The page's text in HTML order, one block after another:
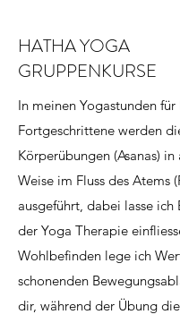
HATHA YOGA
GRUPPENKURSE
In meinen Yogastunden
Fortgeschrittene werden
Körperübungen (Asanas)
Weise im Fluss des Atems
ausgeführt, dabei lasse ich
der Yoga Therapie
Wohlbefinden lege ich
schonenden
dir, während der Übung